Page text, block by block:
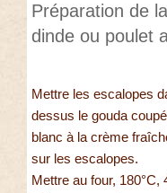
Préparation de
dinde ou poulet
Mettre les escalopes
dessus le gouda
blanc à la crème
sur les escalopes.
Mettre au four, 180°C,